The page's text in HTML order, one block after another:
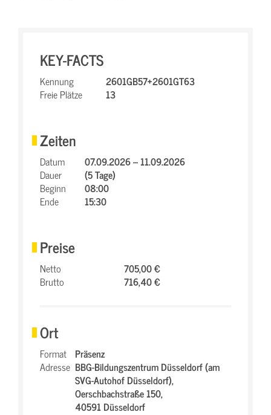
KEY-FACTS
Kennung
2601GB57+2601GT63
Freie Plätze
13
Zeiten
Datum
07.09.2026 – 11.09.2026
Dauer
(5 Tage)
Beginn
08:00
Ende
15:30
Preise
Netto
705,00 €
Brutto
716,40 €
Ort
Format Präsenz
Adresse BBG-Bildungszentrum Düsseldorf (am
SVG-Autohof Düsseldorf),
Oerschbachstraße 150,
40591 Düsseldorf